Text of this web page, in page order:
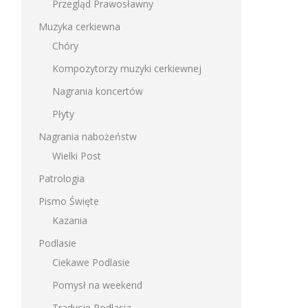
Przegląd Prawosławny
Muzyka cerkiewna
Chóry
Kompozytorzy muzyki cerkiewnej
Nagrania koncertów
Płyty
Nagrania nabożeństw
Wielki Post
Patrologia
Pismo Święte
Kazania
Podlasie
Ciekawe Podlasie
Pomysł na weekend